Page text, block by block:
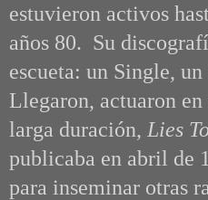
estuvieron activos
años 80. Su
escueta: un Single, un
Llegaron, actuaron
larga duración, Lies
publicaba en abril de
para inseminar otras